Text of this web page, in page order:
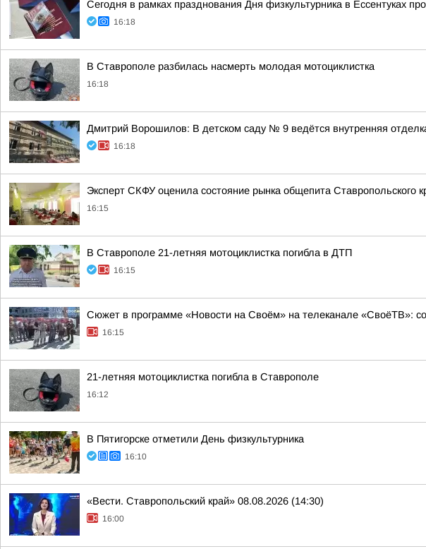
Сегодня в рамках празднования Дня физкультурника в Ессентуках
16:18
В Ставрополе разбилась насмерть молодая мотоциклистка
16:18
Дмитрий Ворошилов: В детском саду № 9 ведётся внутренняя
16:18
Эксперт СКФУ оценила состояние рынка общепита Ставропольского
16:15
В Ставрополе 21-летняя мотоциклистка погибла в ДТП
16:15
Сюжет в программе «Новости на Своём» на телеканале «СвоёТВ»:
16:15
21-летняя мотоциклистка погибла в Ставрополе
16:12
В Пятигорске отметили День физкультурника
16:10
«Вести. Ставропольский край» 08.08.2026 (14:30)
16:00